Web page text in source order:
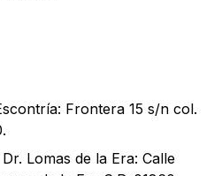
Frontera 15 s/n col.
Lomas de la Era: Calle